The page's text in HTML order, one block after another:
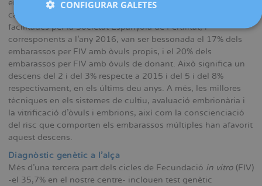
en el nostre centre, aconseguint que en la gran majoria dels
casos es transfereixi un sol embrió. Segons les últimes dades
facilitades per la Societat Espanyola de Fertilitat, i
corresponents a l'any 2016, van ser bessonada el 17% dels
embarassos per FIV amb òvuls propis, i el 20% dels
embarassos per FIV amb òvuls de donant. Això significa un
descens del 2 i del 3% respecte a 2015 i del 5 i del 8%
respectivament, en els últims deu anys. A més, les millores
tècniques en els sistemes de cultiu, avaluació embrionària i
la vitrificació d'òvuls i embrions, així com la conscienciació
del risc que comporten els embarassos múltiples han afavorit
aquest descens.
Diagnòstic genètic a l'alça
Més d'una tercera part dels cicles de Fecundació in vitro (FIV)
-el 35,7% en el nostre centre- inclouen test genètic
CONFIGURAR GALETES